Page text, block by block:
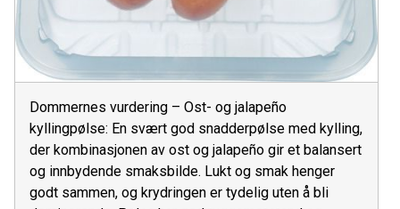
Dommernes vurdering – Ost- og jalapeño
kyllingpølse: En svært god snadderpølse med kylling,
der kombinasjonen av ost og jalapeño gir et balansert
og innbydende smaksbilde. Lukt og smak henger
godt sammen, og krydringen er tydelig uten å bli